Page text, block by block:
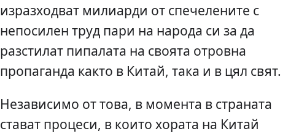
изразходват милиарди от спечелените с
непосилен труд пари на народа си за да
разстилат пипалата на своята отровна
пропаганда както в Китай, така и в цял свят.
Независимо от това, в момента в страната
стават процеси, в които хората на Китай